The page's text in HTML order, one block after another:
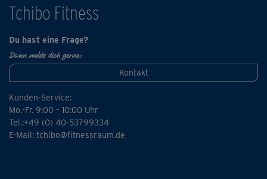
anstrengend wird – für allerbeste Laune beim Training
und jede Menge Motivation.
Viel Spaß!
Tchibo Fitness
Du hast eine Frage?
Dann melde dich gerne:
Kontakt
Kunden-Service:
Mo.-Fr. 9:00 – 10:00 Uhr
Tel.:+49 (0) 40-53799334
E-Mail: tchibo@fitnessraum.de